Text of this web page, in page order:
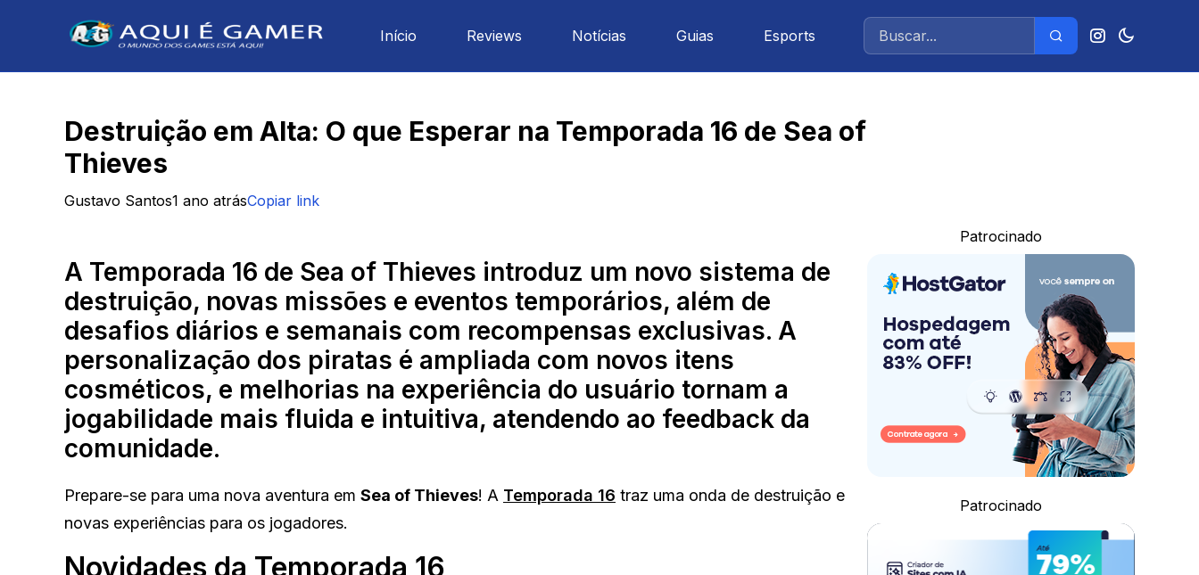
Início Reviews Notícias Guias Esports
Destruição em Alta: O que Esperar na Temporada 16 de Sea of
Thieves
Gustavo Santos1 ano atrásCopiar link
A Temporada 16 de Sea of Thieves introduz um novo sistema de
destruição, novas missões e eventos temporários, além de
desafios diários e semanais com recompensas exclusivas. A
personalização dos piratas é ampliada com novos itens
cosméticos, e melhorias na experiência do usuário tornam a
jogabilidade mais fluida e intuitiva, atendendo ao feedback da
comunidade.
Prepare-se para uma nova aventura em Sea of Thieves! A Temporada 16 traz uma onda de destruição e
novas experiências para os jogadores.
Novidades da Temporada 16
Patrocinado
Patrocinado